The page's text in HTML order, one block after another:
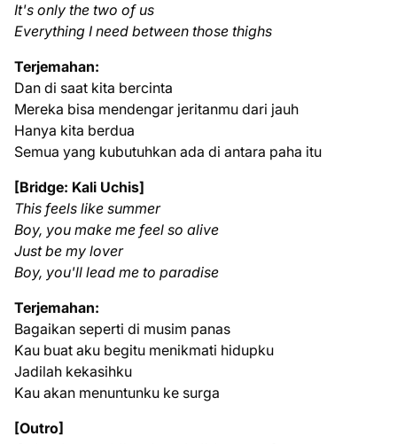
It's only the two of us
Everything I need between those thighs
Terjemahan:
Dan di saat kita bercinta
Mereka bisa mendengar jeritanmu dari jauh
Hanya kita berdua
Semua yang kubutuhkan ada di antara paha itu
[Bridge: Kali Uchis]
This feels like summer
Boy, you make me feel so alive
Just be my lover
Boy, you'll lead me to paradise
Terjemahan:
Bagaikan seperti di musim panas
Kau buat aku begitu menikmati hidupku
Jadilah kekasihku
Kau akan menuntunku ke surga
[Outro]